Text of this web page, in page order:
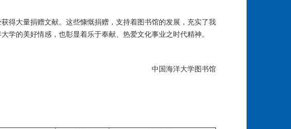
得大量捐赠文献。这些慷慨捐赠，支持着图书馆的发展，充实了我
学的美好情感，也彰显着乐于奉献、热爱文化事业之时代精神。
中国海洋大学图书馆